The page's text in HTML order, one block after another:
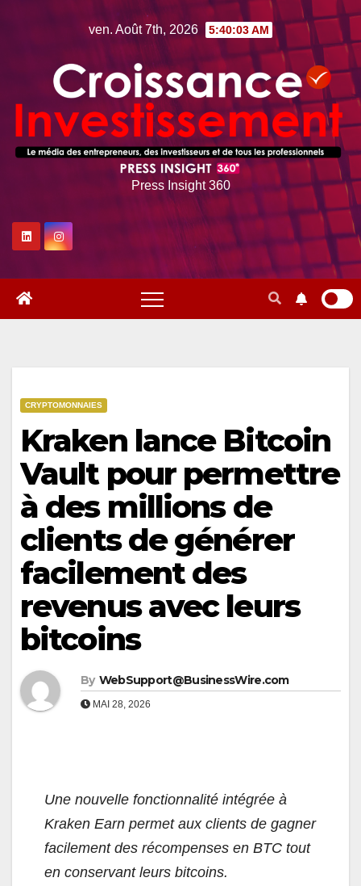
ven. Août 7th, 2026 5:40:04 AM
Press Insight 360
CRYPTOMONNAIES
Kraken lance Bitcoin
Vault pour permettre
à des millions de
clients de générer
facilement des
revenus avec leurs
bitcoins
By WebSupport@BusinessWire.com
MAI 28, 2026
Une nouvelle fonctionnalité intégrée à
Kraken Earn permet aux clients de gagner
facilement des récompenses en BTC tout
en conservant leurs bitcoins.